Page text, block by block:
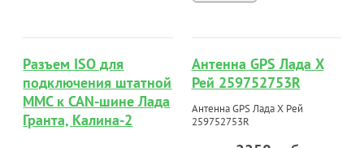
Разъем ISO для
подключения штатной
ММС к CAN-шине Лада
Гранта, Калина-2
Антенна GPS Лада Х
Рей 259752753R
Антенна GPS Лада Х Рей
259752753R